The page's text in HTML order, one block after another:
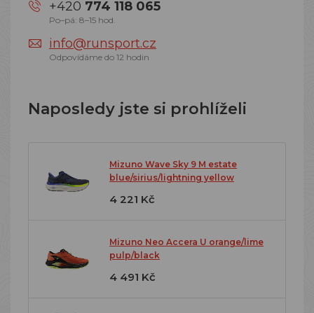
+420 774 118 065
Po–pá: 8–15 hod.
info@runsport.cz
Odpovídáme do 12 hodin
Naposledy jste si prohlíželi
Mizuno Wave Sky 9 M estate
blue/sirius/lightning yellow
4 221 Kč
Mizuno Neo Accera U orange/lime
pulp/black
4 491 Kč